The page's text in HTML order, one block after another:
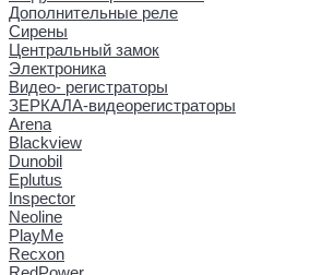
Дополнительные реле
Сирены
Центральный замок
Электроника
Видео- регистраторы
ЗЕРКАЛА-видеорегистраторы
Arena
Blackview
Dunobil
Eplutus
Inspector
Neoline
PlayMe
Recxon